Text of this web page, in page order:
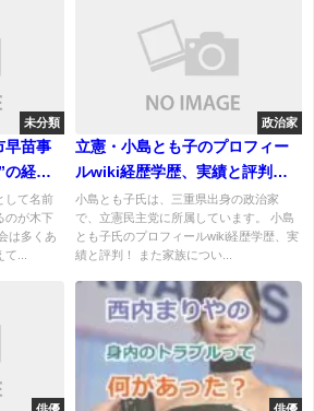
未分類
早苗事
経歴
して名前
のが木下
は多くあ
...
政治家
立憲・小島とも子のプロフィー
ルwiki経歴学歴、実績と評判！
結婚、夫と子供について！
小島とも子氏は、三重県出身の政治家
で、立憲民主党に所属しています。 小島
とも子氏のプロフィールwiki経歴学歴、実
績と評判！ また家族につい...